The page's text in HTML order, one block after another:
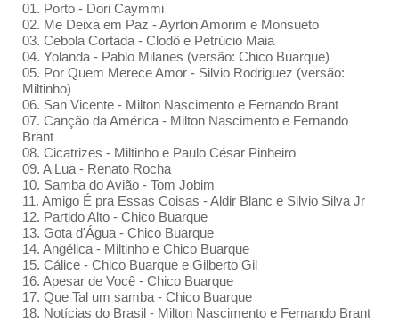
01. Porto - Dori Caymmi
02. Me Deixa em Paz - Ayrton Amorim e Monsueto
03. Cebola Cortada - Clodô e Petrúcio Maia
04. Yolanda - Pablo Milanes (versão: Chico Buarque)
05. Por Quem Merece Amor - Silvio Rodriguez (versão:
Miltinho)
06. San Vicente - Milton Nascimento e Fernando Brant
07. Canção da América - Milton Nascimento e Fernando
Brant
08. Cicatrizes - Miltinho e Paulo César Pinheiro
09. A Lua - Renato Rocha
10. Samba do Avião - Tom Jobim
11. Amigo É pra Essas Coisas - Aldir Blanc e Silvio Silva Jr
12. Partido Alto - Chico Buarque
13. Gota d'Água - Chico Buarque
14. Angélica - Miltinho e Chico Buarque
15. Cálice - Chico Buarque e Gilberto Gil
16. Apesar de Você - Chico Buarque
17. Que Tal um samba - Chico Buarque
18. Notícias do Brasil - Milton Nascimento e Fernando Brant